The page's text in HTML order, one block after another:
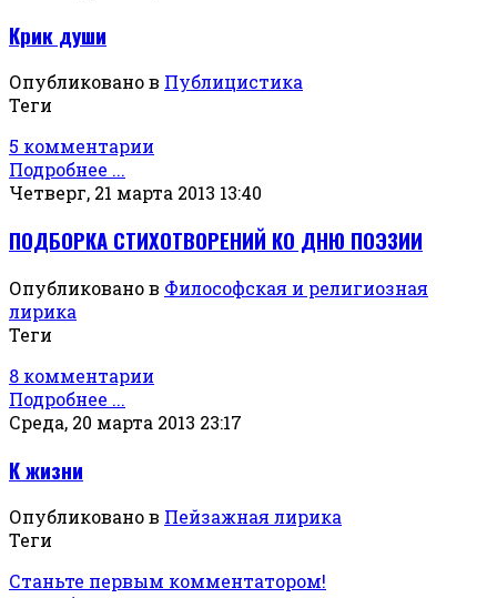
Крик души
Опубликовано в Публицистика
Теги
5 комментарии
Подробнее ...
Четверг, 21 марта 2013 13:40
ПОДБОРКА СТИХОТВОРЕНИЙ КО ДНЮ ПОЭЗИИ
Опубликовано в Философская и религиозная
лирика
Теги
8 комментарии
Подробнее ...
Среда, 20 марта 2013 23:17
К жизни
Опубликовано в Пейзажная лирика
Теги
Станьте первым комментатором!